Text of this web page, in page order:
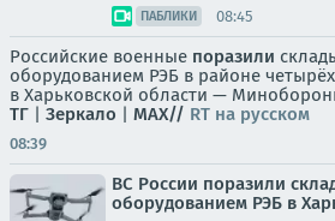
ПАБЛИКИ 08:45
Российские военные поразили
оборудованием РЭБ в районе
в Харьковской области —
ТГ | Зеркало | MAX// RT на русском
08:39
ВС России поразили
оборудованием РЭБ в